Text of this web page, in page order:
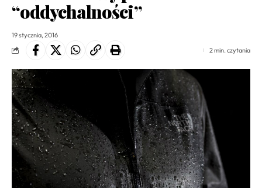
“oddychalności”
19 stycznia, 2016
2 min. czytania